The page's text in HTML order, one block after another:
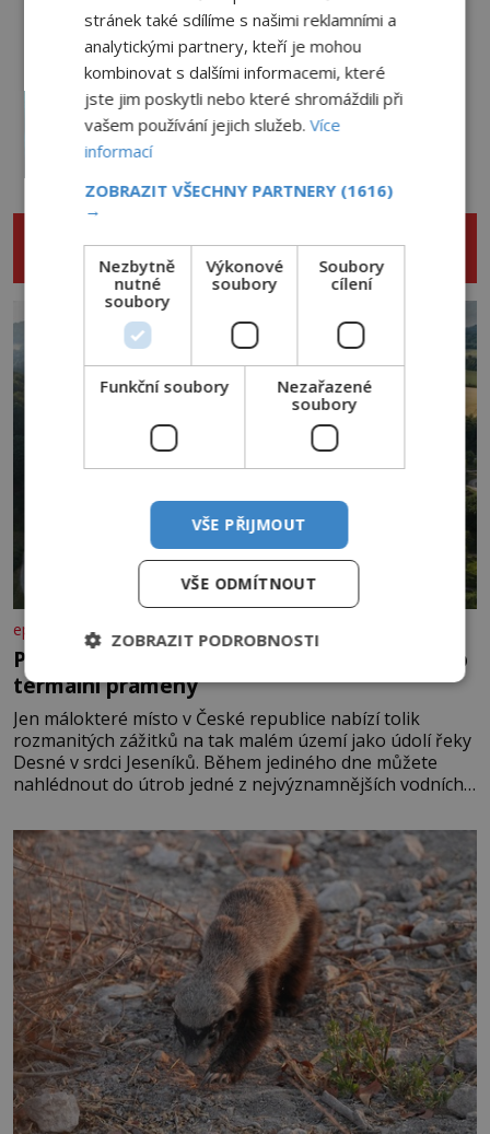
domy v Česku budí hrůzu
2.8.2026 3.2TIS
Nejděsivější lesy světa: Vstoupí jen
ti nejodvážnější!
ČLÁNKY
epochanacestach.cz
Poznejte údolí Desné: od Dlouhých strání po
termální prameny
Jen málokteré místo v České republice nabízí tolik
rozmanitých zážitků na tak malém území jako údolí řeky
Desné v srdci Jeseníků. Během jediného dne můžete
nahlédnout do útrob jedné z nejvýznamnějších vodních
se na koloběžce a den zakončit poznáváním památek ve
Velkých Losinách nebo v termálním
stránek také sdílíme s našimi reklamními a
analytickými partnery, kteří je mohou
kombinovat s dalšími informacemi, které
jste jim poskytli nebo které shromáždili při
vašem používání jejich služeb.Více
informací
ZOBRAZIT VŠECHNY PARTNERY (1616)
→
Nezbytně
nutné
soubory
Výkonové
soubory
Soubory
cílení
Funkční soubory
Nezařazené
soubory
VŠE PŘIJMOUT
VŠE ODMÍTNOUT
ZOBRAZIT PODROBNOSTI